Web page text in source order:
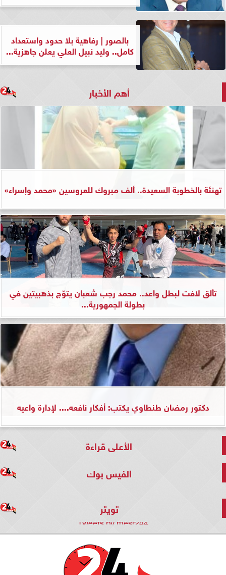
بالصور | رفاهية بلا حدود واستعداد
كامل.. وليد نبيل العلي يعلن جاهزية...
أهم الأخبار
تهنئة بالخطوبة السعيدة.. ألف مبروك للعروسين «محمد وإسراء»
تألق لافت لبطل واعد.. محمد رجب شعبان يتوّج بذهبيتين في
بطولة الجمهورية...
دكتور رمضان طنطاوي يكتب: أفكار نافعه.... لإدارة واعيه
الأعلى قراءة
الفيس بوك
تويتر
Tweets by mesr244